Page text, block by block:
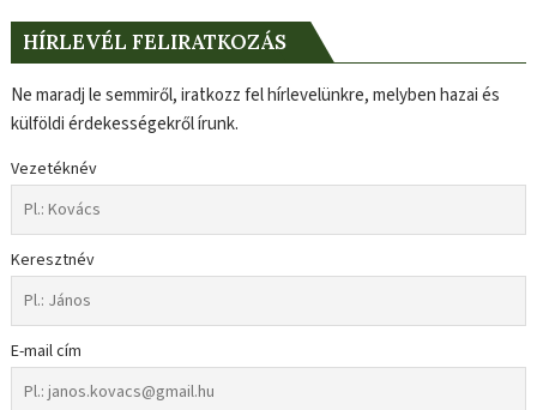
HÍRLEVÉL FELIRATKOZÁS
Ne maradj le semmiről, iratkozz fel hírlevelünkre, melyben hazai és
külföldi érdekességekről írunk.
Vezetéknév
Keresztnév
E-mail cím